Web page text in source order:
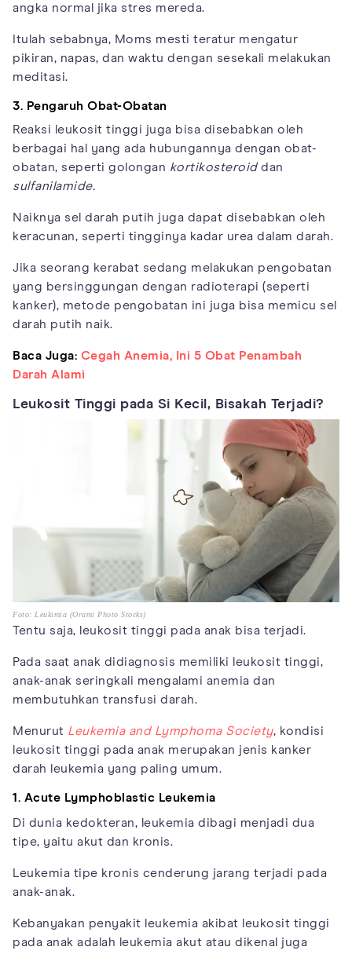
angka normal jika stres mereda.
Itulah sebabnya, Moms mesti teratur mengatur
pikiran, napas, dan waktu dengan sesekali melakukan
meditasi.
3. Pengaruh Obat-Obatan
Reaksi leukosit tinggi juga bisa disebabkan oleh
berbagai hal yang ada hubungannya dengan obat-
obatan, seperti golongan kortikosteroiddan
sulfanilamide.
Naiknya sel darah putih juga dapat disebabkan oleh
keracunan, seperti tingginya kadar urea dalam darah.
Jika seorang kerabat sedang melakukan pengobatan
yang bersinggungan dengan radioterapi (seperti
kanker), metode pengobatan ini juga bisa memicu sel
darah putih naik.
Baca Juga: Cegah Anemia, Ini 5 Obat Penambah
Darah Alami
Leukosit Tinggi pada Si Kecil, Bisakah Terjadi?
Foto: Leukimia (Orami Photo Stocks)
Tentu saja, leukosit tinggi pada anak bisa terjadi.
Pada saat anak didiagnosis memiliki leukosit tinggi,
anak-anak seringkali mengalami anemia dan
membutuhkan transfusi darah.
Menurut Leukemia and Lymphoma Society, kondisi
leukosit tinggi pada anak merupakan jenis kanker
darah leukemia yang paling umum.
1. Acute Lymphoblastic Leukemia
Di dunia kedokteran, leukemia dibagi menjadi dua
tipe, yaitu akut dan kronis.
Leukemia tipe kronis cenderung jarang terjadi pada
anak-anak.
Kebanyakan penyakit leukemia akibat leukosit tinggi
pada anak adalah leukemia akut atau dikenal juga